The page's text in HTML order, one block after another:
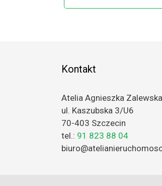
Kontakt
Atelia Agnieszka Zalewska
ul. Kaszubska 3/U6
70-403 Szczecin
tel.: 91 823 88 04